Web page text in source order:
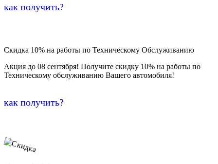
как получить?
Скидка 10% на работы по Техническому Обслуживанию
Акция до 08 сентября! Получите скидку 10% на работы по
Техническому обслуживанию Вашего автомобиля!
как получить?